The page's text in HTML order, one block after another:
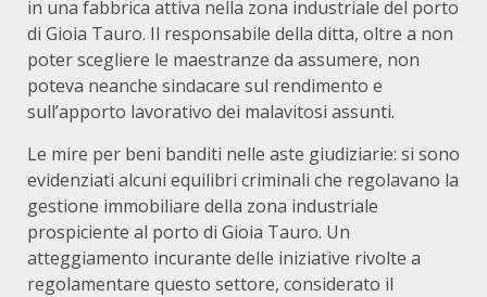
in una fabbrica attiva nella zona industriale del porto
di Gioia Tauro. Il responsabile della ditta, oltre a non
poter scegliere le maestranze da assumere, non
poteva neanche sindacare sul rendimento e
sull’apporto lavorativo dei malavitosi assunti.
Le mire per beni banditi nelle aste giudiziarie: si sono
evidenziati alcuni equilibri criminali che regolavano la
gestione immobiliare della zona industriale
prospiciente al porto di Gioia Tauro. Un
atteggiamento incurante delle iniziative rivolte a
regolamentare questo settore, considerato il